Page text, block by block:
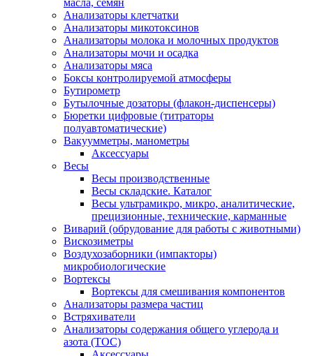
масла, семян
Анализаторы клетчатки
Анализаторы микотоксинов
Анализаторы молока и молочных продуктов
Анализаторы мочи и осадка
Анализаторы мяса
Боксы контролируемой атмосферы
Бутирометр
Бутылочные дозаторы (флакон-диспенсеры)
Бюретки цифровые (титраторы
полуавтоматические)
Вакуумметры, манометры
Аксессуары
Весы
Весы производственные
Весы складские. Каталог
Весы ультрамикро, микро, аналитические,
прецизионные, технические, карманные
Виварий (обрудование для работы с животными)
Вискозиметры
Воздухозаборники (импакторы)
микробиологические
Вортексы
Вортексы для смешивания компонентов
Анализаторы размера частиц
Встряхиватели
Анализаторы содержания общего углерода и
азота (ТОС)